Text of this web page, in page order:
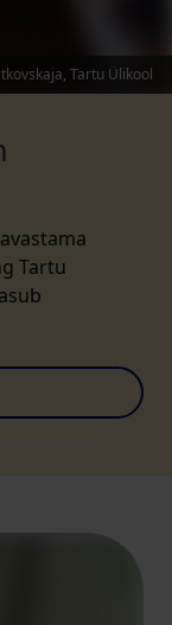
Tartu
Tartu Ülikool